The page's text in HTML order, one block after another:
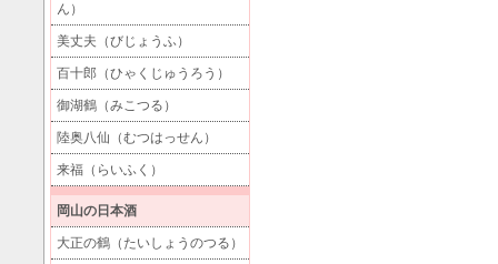
ん）
美丈夫（びじょうふ）
百十郎（ひゃくじゅうろう）
御湖鶴（みこつる）
陸奥八仙（むつはっせん）
来福（らいふく）
岡山の日本酒
大正の鶴（たいしょうのつる）